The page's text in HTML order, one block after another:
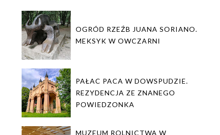
OGRÓD RZEŹB JUANA SORIANO.
MEKSYK W OWCZARNI
PAŁAC PACA W DOWSPUDZIE.
REZYDENCJA ZE ZNANEGO
POWIEDZONKA
MUZEUM ROLNICTWA W